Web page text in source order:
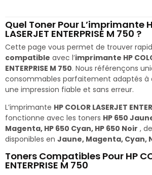
Quel Toner Pour L’imprimante
LASERJET ENTERPRISE M 750 ?
Cette page vous permet de trouver
compatible avec l’imprimante HP
ENTERPRISE M 750. Nous référençons
consommables parfaitement adaptés à
une impression fiable et sans erreur.
L’imprimante HP COLOR LASERJET
fonctionne avec les toners HP 650
Magenta, HP 650 Cyan, HP 650 Noir ,
disponibles en Jaune, Magenta, Cyan,
Toners Compatibles Pour HP
ENTERPRISE M 750